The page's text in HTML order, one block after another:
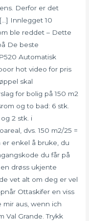
Derfor er det
Innlegget 10
ble reddet – Dette
De beste
Automatisk
hot video for pris
skal
for bolig på 150 m2
og to bad: 6 stk.
2 stk. i
dvs. 150 m2/25 =
enkel å bruke, du
du får på
drøss ukjente
vet alt om deg er vel
Ottaskifer en viss
mir aus, wenn ich
Val Grande. Trykk